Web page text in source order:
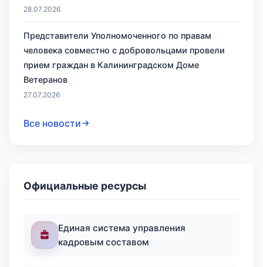
28.07.2026
Представители Уполномоченного по правам
человека совместно с добровольцами провели
прием граждан в Калининградском Доме
Ветеранов
27.07.2026
Все новости
Официальные ресурсы
Единая система управления
кадровым составом